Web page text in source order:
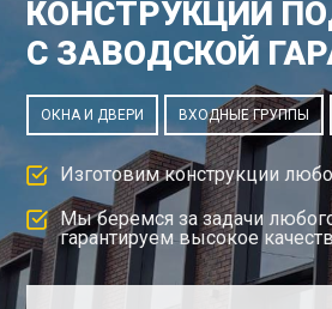
КОНСТРУКЦИИ
С ЗАВОДСКОЙ
ОКНА И ДВЕРИ ВХОДНЫЕ ГРУППЫ
Изготовим конструкции
Мы беремся за задачи
гарантируем высокое